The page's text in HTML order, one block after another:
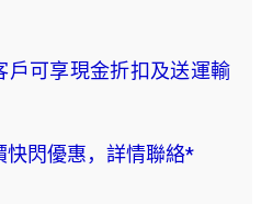
可享現金折扣及送運輸
快閃優惠，詳情聯絡*